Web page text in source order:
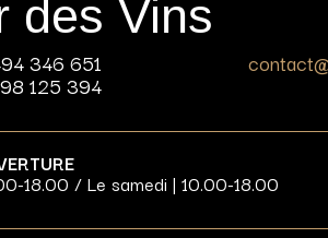
des Vins
346 651
125 394
18.00 / Le samedi | 10.00-18.00